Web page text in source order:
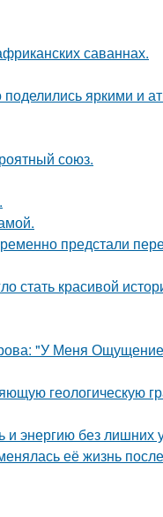
саваннах.
поделились яркими и
союз.
предстали
стать красивой
"У Меня
геологическую
и энергию без лишних
её жизнь